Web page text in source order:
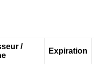
/
Expiration